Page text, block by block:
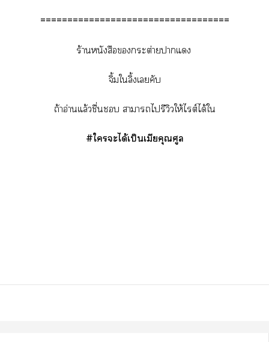
===================================
ร้านหนังสือกระต่ายาแ
จิ้มใลิ้งเคับ
ถ้าอ่านแล้วชื่น าาไรีวิวให้ไต์ได้ใ
#ใะได้เป็นเมียคุณศูล